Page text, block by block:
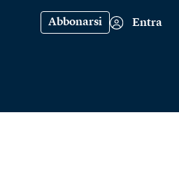
Abbonarsi Entra